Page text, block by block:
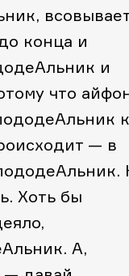
конца и
и
что
— в
Хоть бы
А,